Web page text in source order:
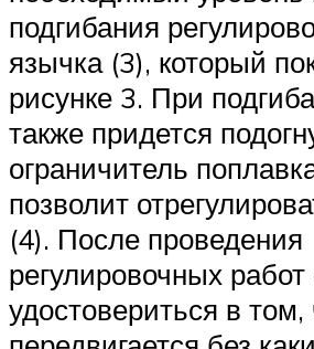
подгибания
язычка (3), который
рисунке 3. При
также придется
ограничитель
позволит
(4). После проведения
регулировочных работ
удостовериться в том,